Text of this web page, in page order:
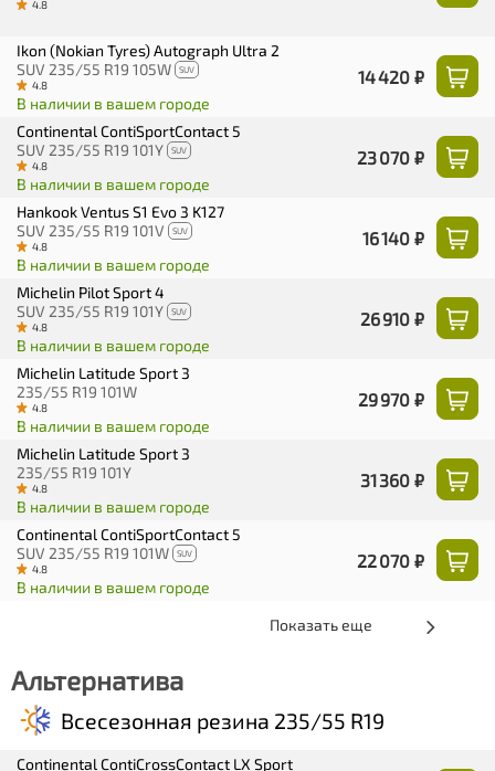
4.8
Ikon (Nokian Tyres) Autograph Ultra 2
SUV 235/55 R19 105W
SUV
4.8
В наличии в вашем городе
14 420 ₽
Continental ContiSportContact 5
SUV 235/55 R19 101Y
SUV
4.8
В наличии в вашем городе
23 070 ₽
Hankook Ventus S1 Evo 3 K127
SUV 235/55 R19 101V
SUV
4.8
В наличии в вашем городе
16 140 ₽
Michelin Pilot Sport 4
SUV 235/55 R19 101Y
SUV
4.8
В наличии в вашем городе
26 910 ₽
Michelin Latitude Sport 3
235/55 R19 101W
4.8
В наличии в вашем городе
29 970 ₽
Michelin Latitude Sport 3
235/55 R19 101Y
4.8
В наличии в вашем городе
31 360 ₽
Continental ContiSportContact 5
SUV 235/55 R19 101W
SUV
4.8
В наличии в вашем городе
22 070 ₽
Показать еще
Альтернатива
Всесезонная резина 235/55 R19
Continental ContiCrossContact LX Sport